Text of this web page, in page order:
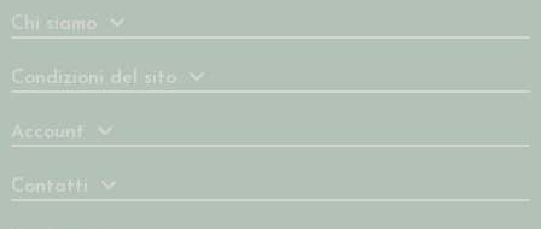
Chi siamo
Condizioni del sito
Account
Contatti